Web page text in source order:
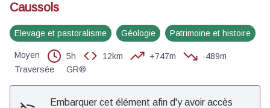
Caussols
Elevage et pastoralisme Géologie Patrimoine et histoire
Moyen 5h 12km +747m
-489m
Traversée
GR®
Embarquer cet élément afin d'y avoir accès